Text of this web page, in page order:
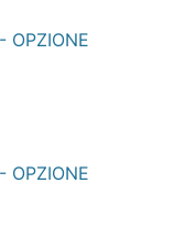
OPZIONE
OPZIONE